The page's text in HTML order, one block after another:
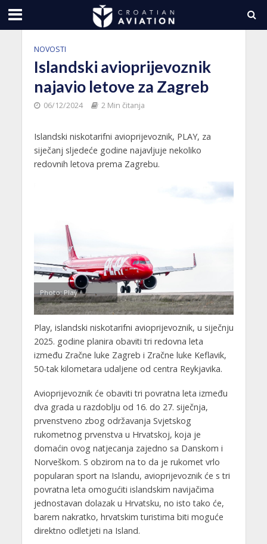
NOVOSTI
Islandski avioprijevoznik
najavio letove za Zagreb
06/12/2024 2 Min čitanja
Islandski niskotarifni avioprijevoznik, PLAY, za
siječanj sljedeće godine najavljuje nekoliko
redovnih letova prema Zagrebu.
Photo: Play
Play, islandski niskotarifni avioprijevoznik, u siječnju
2025. godine planira obaviti tri redovna leta
između Zračne luke Zagreb i Zračne luke Keflavik,
50-tak kilometara udaljene od centra Reykjavika.
Avioprijevoznik će obaviti tri povratna leta između
dva grada u razdoblju od 16. do 27. siječnja,
prvenstveno zbog održavanja Svjetskog
rukometnog prvenstva u Hrvatskoj, koja je
domaćin ovog natjecanja zajedno sa Danskom i
Norveškom. S obzirom na to da je rukomet vrlo
popularan sport na Islandu, avioprijevoznik će s tri
povratna leta omogućiti islandskim navijačima
jednostavan dolazak u Hrvatsku, no isto tako će,
barem nakratko, hrvatskim turistima biti moguće
direktno odletjeti na Island.